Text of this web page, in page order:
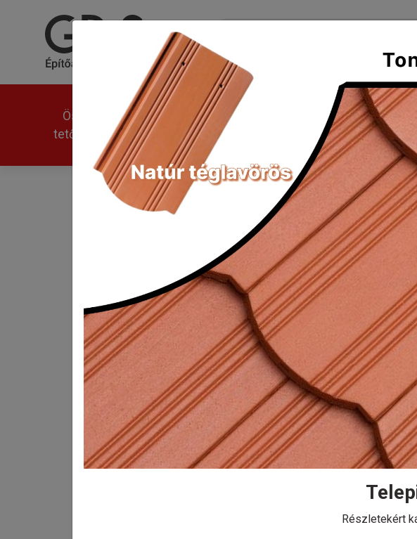
Összes
tetőcserép
Univerzális Klasszikus
Tondach Pilis Max egyenes
Tondach Pilis Max egyenes hornyolt kezdő
A Tondach Pilis Max
a lehető leghűebben reprodukálja
Kiemelkedő töröszilárdsága
Bruttó eladási ár:
12 659Ft/db-tól
Részletekért